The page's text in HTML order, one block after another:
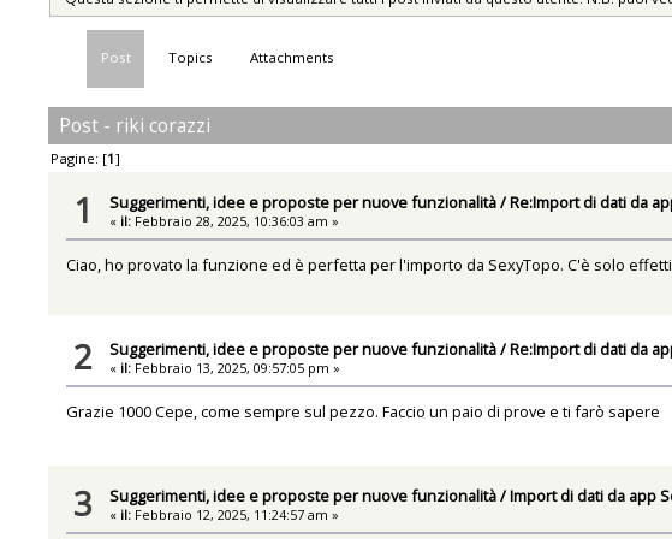
Post Topics Attachments
Post - riki corazzi
Pagine: [1]
1 Suggerimenti, idee e proposte per nuove funzionalità/Re:Import di dati da
« il: Febbraio 28, 2025, 10:36:03 am »
Ciao, ho provato la funzione ed è perfetta per l'importo da SexyTopo. C'è solo
2 Suggerimenti, idee e proposte per nuove funzionalità/Re:Import di dati da
« il: Febbraio 13, 2025, 09:57:05 pm »
Grazie 1000 Cepe, come sempre sul pezzo. Faccio un paio di prove e ti farò sapere
3 Suggerimenti, idee e proposte per nuove funzionalità/Import di dati da app
« il: Febbraio 12, 2025, 11:24:57 am »